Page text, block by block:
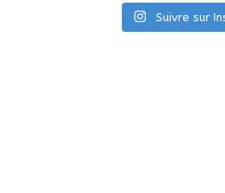
Suivre sur